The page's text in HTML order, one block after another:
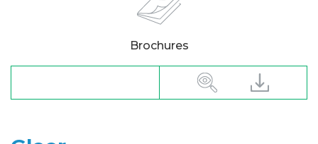
Brochures